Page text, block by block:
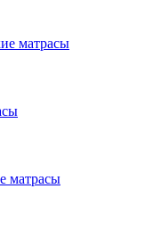
матрасы
матрасы